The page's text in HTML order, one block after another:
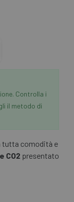
Controlla i
il metodo di
tutta comodità e
CO2 presentato